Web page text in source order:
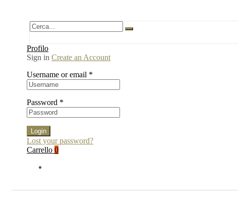
Profilo
Sign in Create an Account
Username or email *
Password *
Login
Lost your password?
Carrello 0